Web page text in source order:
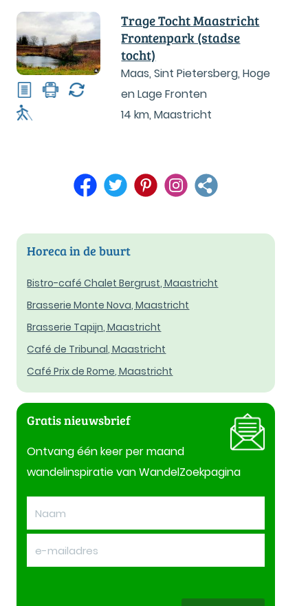
Trage Tocht Maastricht
Frontenpark (stadse
tocht)
Maas, Sint Pietersberg, Hoge
en Lage Fronten
14 km,Maastricht
Horeca in de buurt
Bistro-café Chalet Bergrust, Maastricht
Brasserie Monte Nova, Maastricht
Brasserie Tapijn, Maastricht
Café de Tribunal, Maastricht
Café Prix de Rome, Maastricht
Gratis nieuwsbrief
Ontvang één keer per maand
wandelinspiratie van WandelZoekpagina